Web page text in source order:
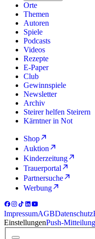
Orte
Themen
Autoren
Spiele
Podcasts
Videos
Rezepte
E-Paper
Club
Gewinnspiele
Newsletter
Archiv
Steirer helfen Steirern
Kärntner in Not
Shop
Auktion
Kinderzeitung
Trauerportal
Partnersuche
Werbung
ImpressumAGBDatenschutz
EinstellungenPush-